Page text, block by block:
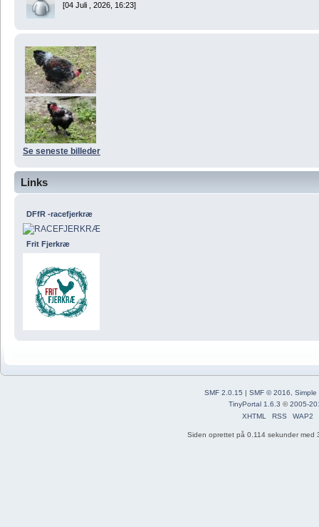
[04 Juli , 2026, 16:23]
Se seneste billeder
Links
DFfR -racefjerkræ
Frit Fjerkræ
SMF 2.0.15 | SMF © 2016, Simple
TinyPortal 1.6.3 ©2005-
XHTML
RSS WAP2
Siden oprettet på 0.114 sekunder med